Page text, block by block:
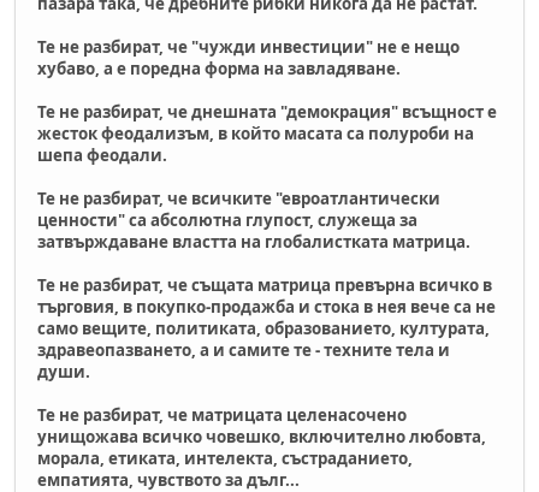
Те не разбират, че "чужди инвестиции" не е нещо
хубаво, а е поредна форма на завладяване.
Те не разбират, че днешната "демокрация" всъщност е
жесток феодализъм, в който масата са полуроби на
шепа феодали.
Те не разбират, че всичките "евроатлантически
ценности" са абсолютна глупост, служеща за
затвърждаване властта на глобалистката матрица.
Те не разбират, че същата матрица превърна всичко в
търговия, в покупко-продажба и стока в нея вече са не
само вещите, политиката, образованието, културата,
здравеопазването, а и самите те - техните тела и
души.
Те не разбират, че матрицата целенасочено
унищожава всичко човешко, включително любовта,
морала, етиката, интелекта, състраданието,
емпатията, чувството за дълг...